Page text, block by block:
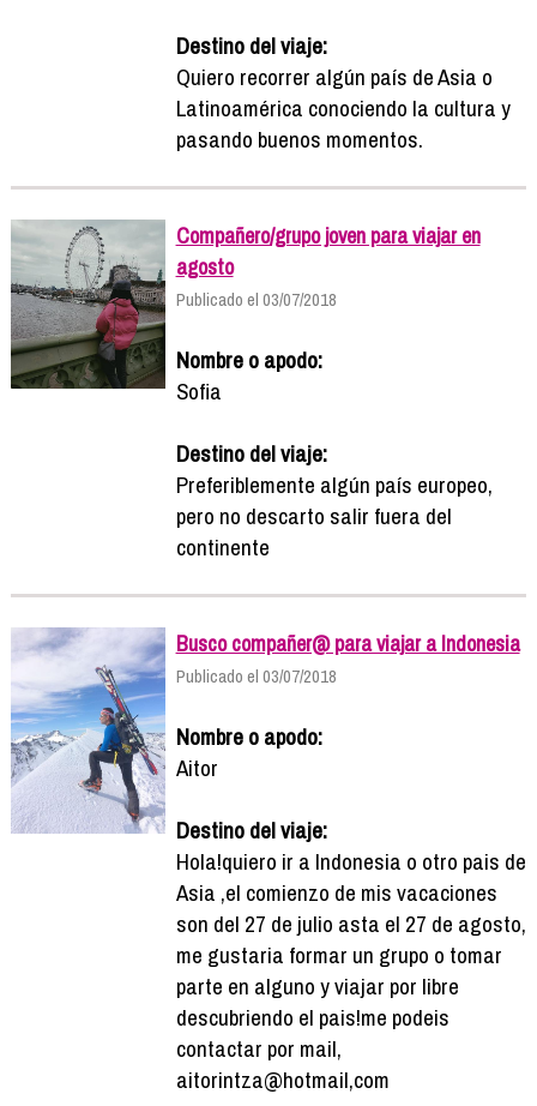
Destino del viaje:
Quiero recorrer algún país de Asia o
Latinoamérica conociendo la cultura y
pasando buenos momentos.
Compañero/grupo joven para viajar en
agosto
Publicado el 03/07/2018
Nombre o apodo:
Sofia
Destino del viaje:
Preferiblemente algún país europeo,
pero no descarto salir fuera del
continente
Busco compañer@ para viajar a Indonesia
Publicado el 03/07/2018
Nombre o apodo:
Aitor
Destino del viaje:
Hola!quiero ir a Indonesia o otro pais de
Asia ,el comienzo de mis vacaciones
son del 27 de julio asta el 27 de agosto,
me gustaria formar un grupo o tomar
parte en alguno y viajar por libre
descubriendo el pais!me podeis
contactar por mail,
aitorintza@hotmail,com